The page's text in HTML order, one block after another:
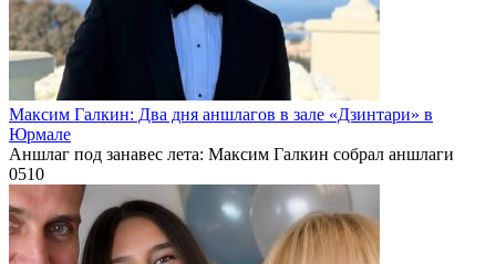
Максим Галкин: Два дня аншлагов в зале «Дзинтари» в
Юрмале
Аншлаг под занавес лета: Максим Галкин собрал аншлаги
0510